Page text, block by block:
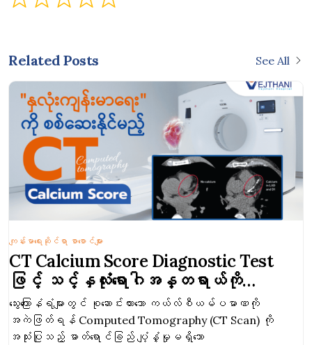
Related Posts See All
CT Calcium Score Diagnostic Test
ဖြင့် သင့်နှလုံးရောဂါအန္တရာယ်ကို
အကဲဖြတ်ပါ။
သွေးကြောနံရံများတွင် စုဆောင်းထားသော ကယ်လ်စီယမ်ပမာဏကို
အကဲဖြတ်ရန် Computed Tomography (CT Scan) ကို
အသုံးပြုသည့် ဓာတ်ရောင်ခြည် ပျံ့နှံ့မှုမရှိသော
ကျန်းမာရေးဆိုင်ရာ စာစောင်များ